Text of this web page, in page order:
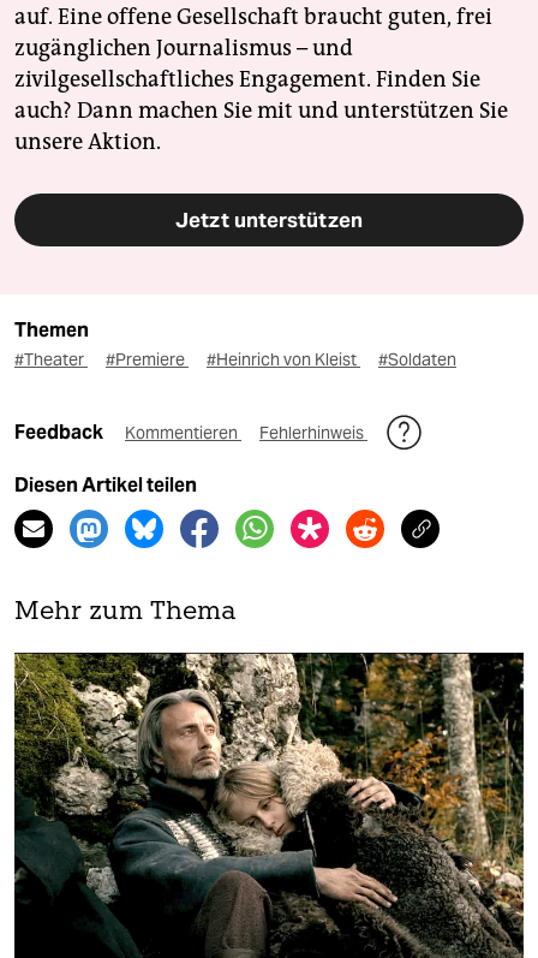
auf. Eine offene Gesellschaft braucht guten, frei
zugänglichen Journalismus – und
zivilgesellschaftliches Engagement. Finden Sie
auch? Dann machen Sie mit und unterstützen Sie
unsere Aktion.
Jetzt unterstützen
Themen
#Theater #Premiere #Heinrich von Kleist #Soldaten
Feedback Kommentieren Fehlerhinweis
Diesen Artikel teilen
Mehr zum Thema